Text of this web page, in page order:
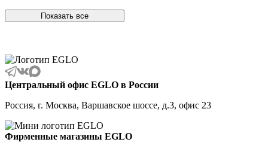
ALBARACCIN
ALCUDIA
ALDERNEY
ALMANZORA
ALMEIDA
ALMEIDA 2
ALMONTE
ALMUDAINA
ALOBRASE
Показать все
Центральный офис EGLO в России
Россия, г. Москва, Варшавское шоссе, д.3, офис 23
Фирменные магазины EGLO